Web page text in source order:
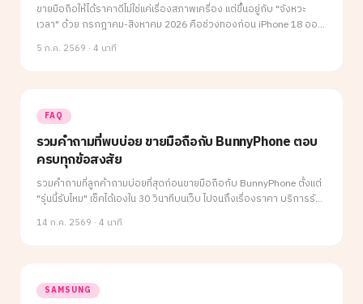
ขายมือถือให้ได้ราคาดีไม่ใช่แค่เรื่องสภาพเครื่อง แต่ขึ้นอยู่กับ "จังหวะ
เวลา" ด้วย กรกฎาคม-สิงหาคม 2026 คือช่วงทองก่อน iPhone 18 ออก
ขายตอนนี้ได้ราคาดีที่สุด
5 ก.ค. 2569 · 4 นาที
FAQ
รวมคำถามที่พบบ่อย ขายมือถือกับ BunnyPhone ตอบ
ครบทุกข้อสงสัย
รวมคำถามที่ลูกค้าถามบ่อยที่สุดก่อนขายมือถือกับ BunnyPhone ตั้งแต่
"รุ่นนี้รับไหม" เช็คได้เองใน 30 วินาทีบนเว็บ ไปจนถึงเรื่องราคา บริการรับ
ถึงบ้านฟรี 9 จังหวัด และการรับเงินทันทีหน้างาน ตอบครบทุกข้อสงสัยใน
บทความเดียว
14 ก.ค. 2569 · 4 นาที
SAMSUNG